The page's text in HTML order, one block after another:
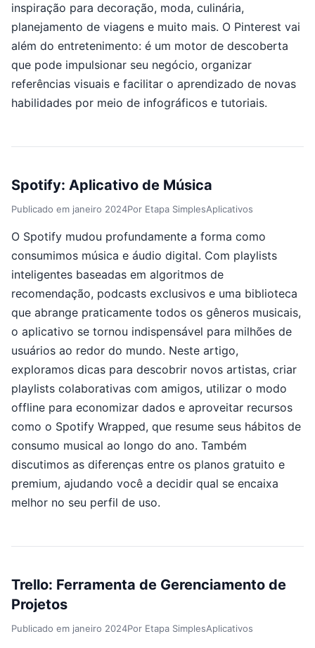
inspiração para decoração, moda, culinária,
planejamento de viagens e muito mais. O Pinterest vai
além do entretenimento: é um motor de descoberta
que pode impulsionar seu negócio, organizar
referências visuais e facilitar o aprendizado de novas
habilidades por meio de infográficos e tutoriais.
Spotify: Aplicativo de Música
Publicado em janeiro 2024Por Etapa SimplesAplicativos
O Spotify mudou profundamente a forma como
consumimos música e áudio digital. Com playlists
inteligentes baseadas em algoritmos de
recomendação, podcasts exclusivos e uma biblioteca
que abrange praticamente todos os gêneros musicais,
o aplicativo se tornou indispensável para milhões de
usuários ao redor do mundo. Neste artigo,
exploramos dicas para descobrir novos artistas, criar
playlists colaborativas com amigos, utilizar o modo
offline para economizar dados e aproveitar recursos
como o Spotify Wrapped, que resume seus hábitos de
consumo musical ao longo do ano. Também
discutimos as diferenças entre os planos gratuito e
premium, ajudando você a decidir qual se encaixa
melhor no seu perfil de uso.
Trello: Ferramenta de Gerenciamento de
Projetos
Publicado em janeiro 2024Por Etapa SimplesAplicativos